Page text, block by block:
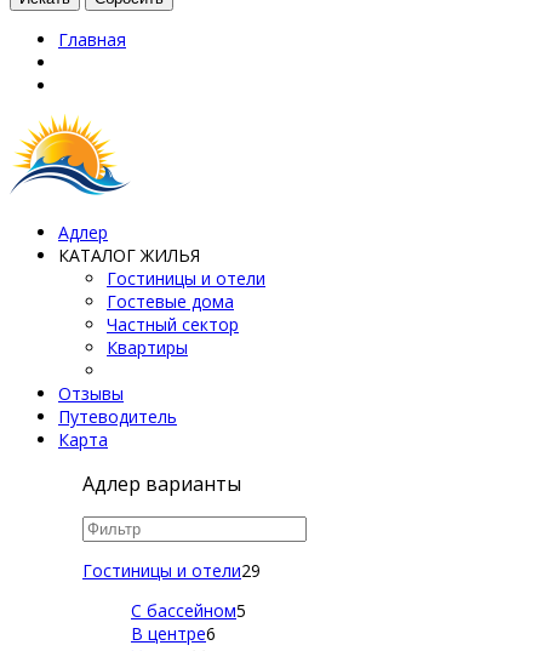
Главная
Адлер
КАТАЛОГ ЖИЛЬЯ
Гостиницы и отели
Гостевые дома
Частный сектор
Квартиры
Отзывы
Путеводитель
Карта
Адлер варианты
Гостиницы и отели29
С бассейном5
В центре6